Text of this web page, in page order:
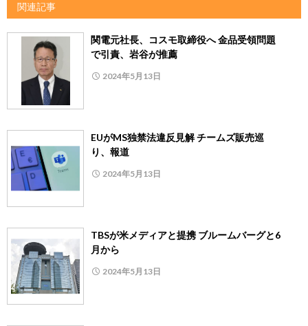
関連記事
関電元社長、コスモ取締役へ 金品受領問題
で引責、岩谷が推薦
2024年5月13日
EUがMS独禁法違反見解 チームズ販売巡
り、報道
2024年5月13日
TBSが米メディアと提携 ブルームバーグと6
月から
2024年5月13日